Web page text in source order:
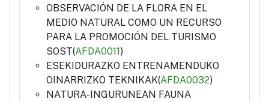
OBSERVACIÓN DE LA FLORA EN EL
MEDIO NATURAL COMO UN RECURSO
PARA LA PROMOCIÓN DEL TURISMO
SOST(AFDA0011)
ESEKIDURAZKO ENTRENAMENDUKO
OINARRIZKO TEKNIKAK(AFDA0032)
NATURA-INGURUNEAN FAUNA